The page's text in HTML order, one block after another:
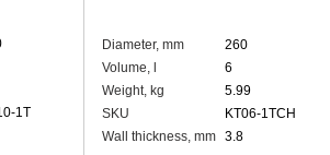
1T
Diameter, mm
260
Volume, l
6
Weight, kg
5.99
SKU
KT06-1TCH
Wall thickness, mm 3.8